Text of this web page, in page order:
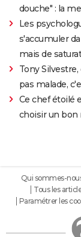
douche" : la
Les
s'accumuler
mais de
Tony
pas malade,
Ce chef étoilé
choisir un bon
Qui sommes-
Tous les
Paramétrer les